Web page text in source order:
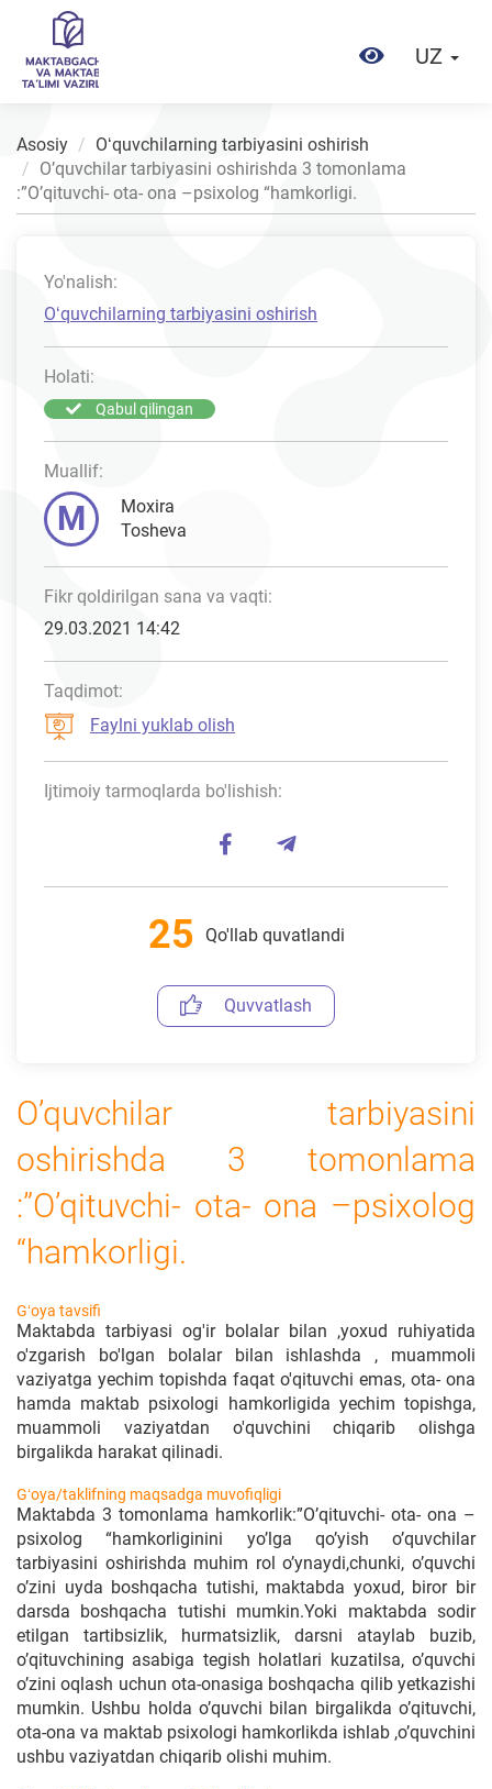
UZ
Asosiy
Oʻquvchilarning tarbiyasini oshirish
O’quvchilar tarbiyasini oshirishda 3 tomonlama
:”O’qituvchi- ota- ona –psixolog “hamkorligi.
O’quvchilar tarbiyasini
oshirishda 3 tomonlama
:”O’qituvchi- ota- ona –psixolog
“hamkorligi.
Gʻoya tavsifi
Maktabda tarbiyasi og'ir bolalar bilan ,yoxud ruhiyatida
o'zgarish bo'lgan bolalar bilan ishlashda , muammoli
vaziyatga yechim topishda faqat o'qituvchi emas, ota- ona
hamda maktab psixologi hamkorligida yechim topishga,
muammoli vaziyatdan o'quvchini chiqarib olishga
birgalikda harakat qilinadi.
Gʻoya/taklifning maqsadga muvofiqligi
Maktabda 3 tomonlama hamkorlik:”O’qituvchi- ota- ona –
psixolog “hamkorliginini yo’lga qo’yish o’quvchilar
tarbiyasini oshirishda muhim rol o’ynaydi,chunki, o’quvchi
o’zini uyda boshqacha tutishi, maktabda yoxud, biror bir
darsda boshqacha tutishi mumkin.Yoki maktabda sodir
etilgan tartibsizlik, hurmatsizlik, darsni ataylab buzib,
o’qituvchining asabiga tegish holatlari kuzatilsa, o’quvchi
o’zini oqlash uchun ota-onasiga boshqacha qilib yetkazishi
mumkin. Ushbu holda o’quvchi bilan birgalikda o’qituvchi,
ota-ona va maktab psixologi hamkorlikda ishlab ,o’quvchini
ushbu vaziyatdan chiqarib olishi muhim.
Yo'nalish:
Oʻquvchilarning tarbiyasini oshirish
Holati:
Qabul qilingan
Muallif:
M
Moxira
Tosheva
Fikr qoldirilgan sana va vaqti:
29.03.2021 14:42
Taqdimot:
Faylni yuklab olish
Ijtimoiy tarmoqlarda bo'lishish:
25 Qo'llab quvatlandi
Quvvatlash